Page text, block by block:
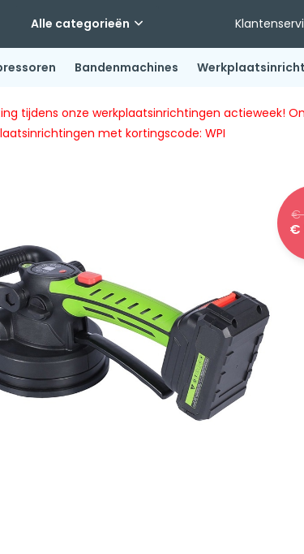
Alle categorieën
Bandenmachines
tijdens onze werkplaatsinrichtingen actieweek!
met kortingscode: WPI
€
€